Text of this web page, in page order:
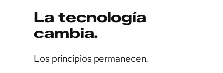
La tecnología
cambia.
Los principios permanecen.